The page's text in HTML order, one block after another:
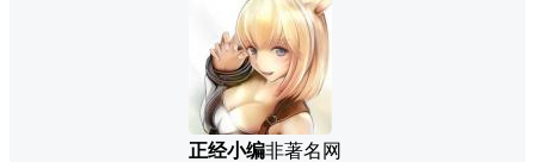
正经小编非著名网